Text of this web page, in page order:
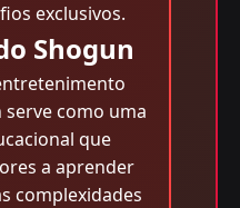
exclusivos.
Shogun
serve como uma
que
a aprender
complexidades